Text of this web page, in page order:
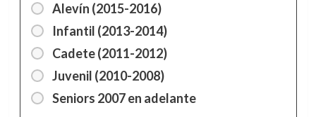
Alevín (2015-2016)
Infantil (2013-2014)
Cadete (2011-2012)
Juvenil (2010-2008)
Seniors 2007 en adelante